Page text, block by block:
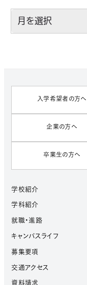
入学希望者の方へ
企業の方へ
卒業生の方へ
学校紹介
学科紹介
就職・進路
キャンパスライフ
募集要項
交通アクセス
資料請求